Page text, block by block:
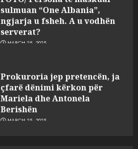
sulmuan “One Albania”,
ngjarja u fsheh. A u vodhën
serverat?
MARCH 25, 2025
Prokuroria jep pretencën, ja
çfarë dënimi kërkon për
Mariela dhe Antonela
Berishën
MARCH 25, 2025